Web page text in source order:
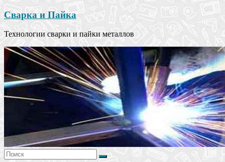
Сварка и Пайка
Технологии сварки и пайки металлов